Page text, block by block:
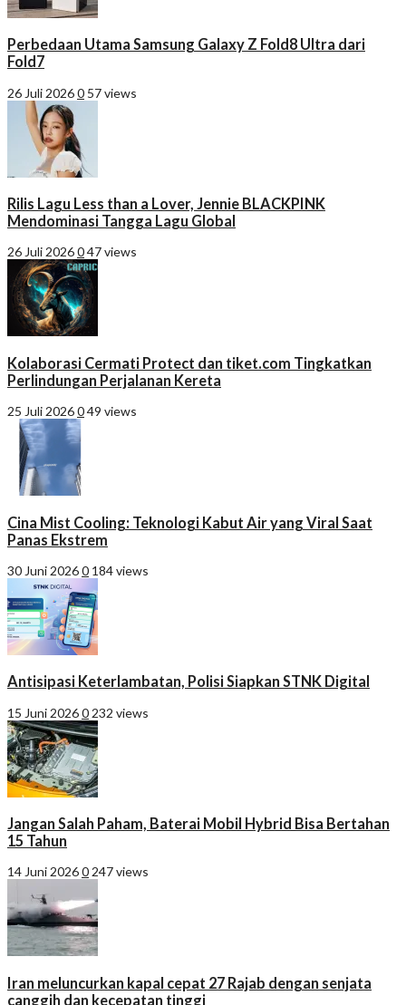
Perbedaan Utama Samsung Galaxy Z Fold8 Ultra dari
Fold7
26 Juli 20260 57 views
Rilis Lagu Less than a Lover, Jennie BLACKPINK
Mendominasi Tangga Lagu Global
26 Juli 2026047 views
Kolaborasi Cermati Protect dan tiket.com Tingkatkan
Perlindungan Perjalanan Kereta
25 Juli 2026049 views
Cina Mist Cooling: Teknologi Kabut Air yang Viral Saat
Panas Ekstrem
30 Juni 20260 184 views
Antisipasi Keterlambatan, Polisi Siapkan STNK Digital
15 Juni 20260 232 views
Jangan Salah Paham, Baterai Mobil Hybrid Bisa Bertahan
15 Tahun
14 Juni 20260247 views
Iran meluncurkan kapal cepat 27 Rajab dengan senjata
canggih dan kecepatan tinggi